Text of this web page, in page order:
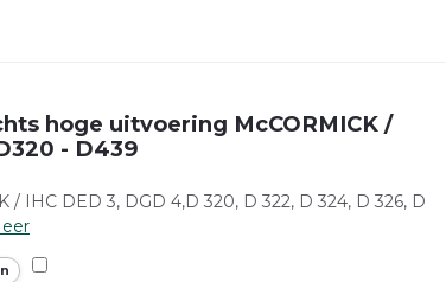
hoge uitvoering McCORMICK /
- D439
/ IHC DED 3, DGD 4,D 320, D 322, D 324, D 326, D